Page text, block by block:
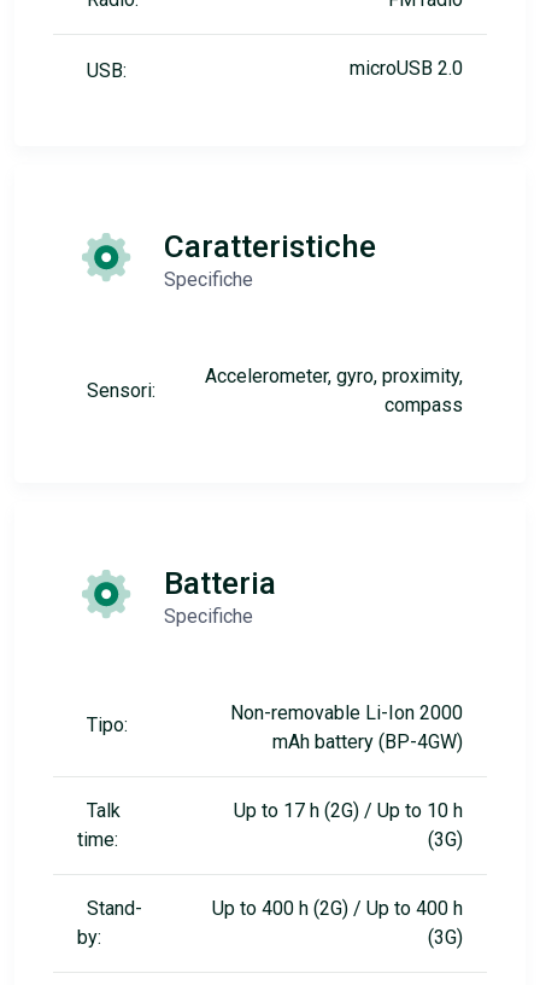
USB: microUSB 2.0
Caratteristiche
Specifiche
Sensori:
Accelerometer, gyro, proximity,
compass
Batteria
Specifiche
Tipo:
Non-removable Li-Ion 2000
mAh battery (BP-4GW)
Talk
time:
Up to 17 h (2G) / Up to 10 h
(3G)
Stand-
by:
Up to 400 h (2G) / Up to 400 h
(3G)